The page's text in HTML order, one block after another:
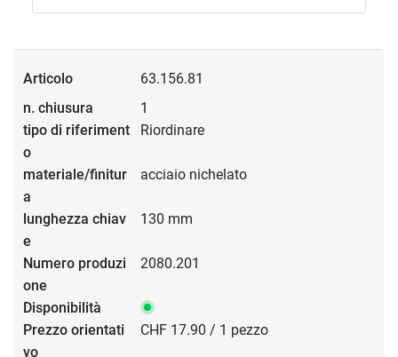
63.156.81
1
Riordinare
acciaio nichelato
130 mm
2080.201
CHF 17.90 / 1 pezzo